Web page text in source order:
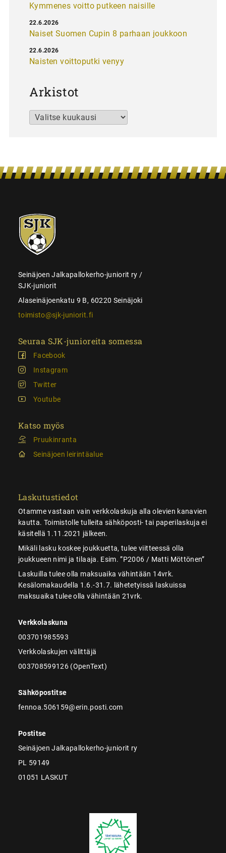
Kymmenes voitto putkeen naisille
Naiset Suomen Cupin 8 parhaan joukkoon
22.6.2026
Naisten voittoputki venyy
22.6.2026
Arkistot
Arkistot
SJK-
juniorit
Seinäjoen Jalkapallokerho-juniorit ry /
SJK-juniorit
Alaseinäjoenkatu 9 B, 60220 Seinäjoki
toimisto@sjk-juniorit.fi
Seuraa SJK-junioreita somessa
Facebook
Instagram
Twitter
Youtube
Katso myös
Pruukinranta
Seinäjoen leirintäalue
Laskutustiedot
Otamme vastaan vain verkkolaskuja alla olevien kanavien
kautta. Toimistolle tulleita sähköposti- tai paperilaskuja ei
käsitellä 1.11.2021 jälkeen.
Mikäli lasku koskee joukkuetta, tulee viitteessä olla
joukkueen nimi ja tilaaja. Esim. ”P2006 / Matti Möttönen”
Laskuilla tulee olla maksuaika vähintään 14vrk.
Kesälomakaudella 1.6.-31.7. lähetetyissä laskuissa
maksuaika tulee olla vähintään 21vrk.
Verkkolaskuna
003701985593
Verkkolaskujen välittäjä
003708599126 (OpenText)
Sähköpostitse
fennoa.506159@erin.posti.com
Postitse
Seinäjoen Jalkapallokerho-juniorit ry
PL 59149
01051 LASKUT